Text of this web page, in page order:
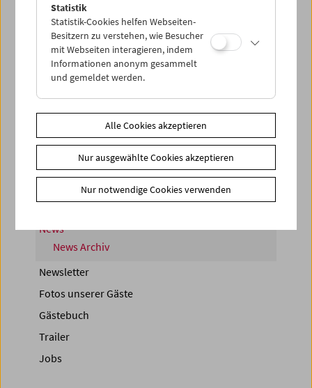
Share on
News
News Archiv
Newsletter
Fotos unserer Gäste
Gästebuch
Trailer
Jobs
Statistik
Statistik-Cookies helfen Webseiten-
Besitzern zu verstehen, wie Besucher
mit Webseiten interagieren, indem
Informationen anonym gesammelt
und gemeldet werden.
Alle Cookies akzeptieren
Nur ausgewählte Cookies akzeptieren
Nur notwendige Cookies verwenden